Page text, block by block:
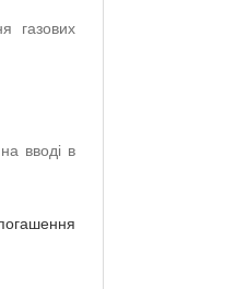
газових
вводі в